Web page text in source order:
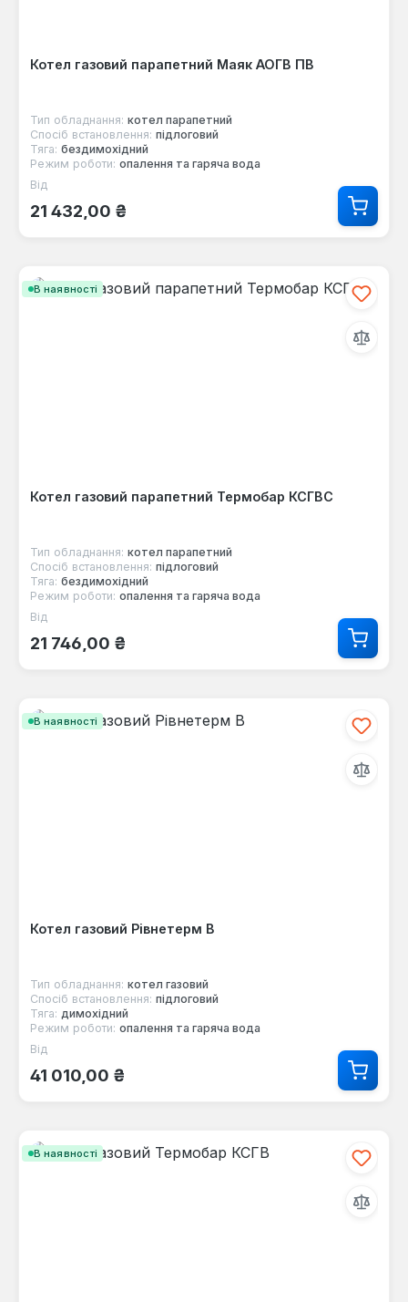
Котел газовий парапетний Маяк АОГВ ПВ
Тип обладнання: котел парапетний
Спосіб встановлення: підлоговий
Тяга: бездимохідний
Режим роботи: опалення та гаряча вода
Звичайна ціна:
Від
21 432,00 ₴
В наявності
Котел газовий парапетний Термобар КСГВС
Тип обладнання: котел парапетний
Спосіб встановлення: підлоговий
Тяга: бездимохідний
Режим роботи: опалення та гаряча вода
Звичайна ціна:
Від
21 746,00 ₴
В наявності
Котел газовий Рівнетерм В
Тип обладнання: котел газовий
Спосіб встановлення: підлоговий
Тяга: димохідний
Режим роботи: опалення та гаряча вода
Звичайна ціна:
Від
41 010,00 ₴
В наявності